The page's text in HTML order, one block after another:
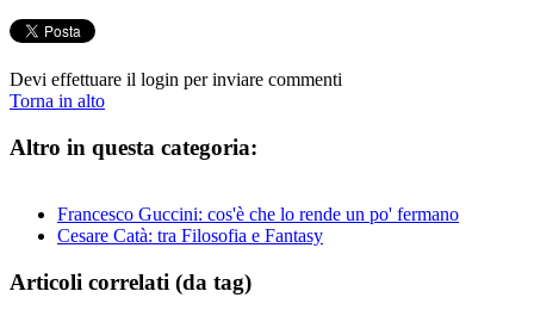
Devi effettuare il login per inviare commenti
Torna in alto
Altro in questa categoria:
Francesco Guccini: cos'è che lo rende un po' fermano
Cesare Catà: tra Filosofia e Fantasy
Articoli correlati (da tag)